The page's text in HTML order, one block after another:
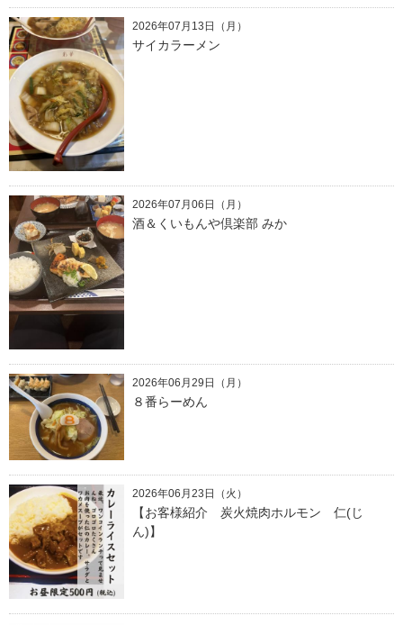
2026年07月13日（月）
サイカラーメン
2026年07月06日（月）
酒＆くいもんや倶楽部 みか
2026年06月29日（月）
８番らーめん
2026年06月23日（火）
【お客様紹介 炭火焼肉ホルモン 仁(じ
ん)】